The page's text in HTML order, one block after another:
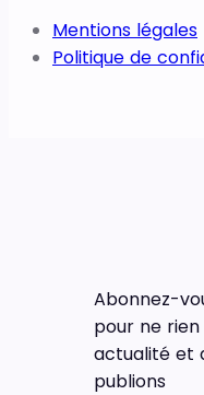
Mentions légales
Politique de
Abonnez-
pour ne
actualité et
publions